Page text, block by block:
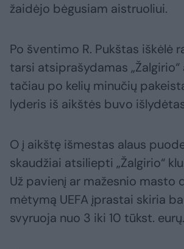
žaidėjo bėgusiam aistruoliui.
Po šventimo R. Pukštas iškėlė
tarsi atsiprašydamas „Žalgirio“
tačiau po kelių minučių
lyderis iš aikštės buvo
O į aikštę išmestas alaus
skaudžiai atsiliepti „Žalgirio“
Už pavienį ar mažesnio masto
mėtymą UEFA įprastai skiria
svyruoja nuo 3 iki 10 tūkst. eurų.